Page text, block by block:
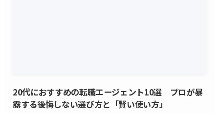
20代におすすめの転職エージェント10選｜プロが暴
露する後悔しない選び方と「賢い使い方」